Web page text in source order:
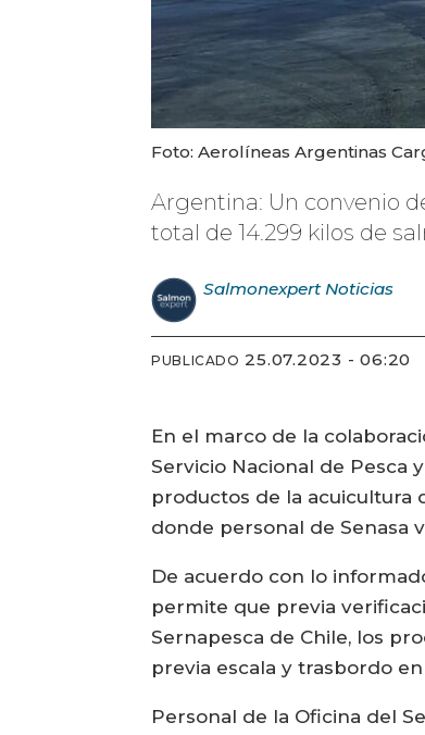
Foto: Aerolíneas Argentinas
Argentina: Un convenio
total de 14.299 kilos de
Salmonexpert Noticias
PUBLICADO 25.07.2023 - 06:20
En el marco de la
Servicio Nacional de Pesca
productos de la acuicultura
donde personal de Senasa
De acuerdo con lo
permite que previa
Sernapesca de Chile, los
previa escala y trasbordo
Personal de la Oficina del